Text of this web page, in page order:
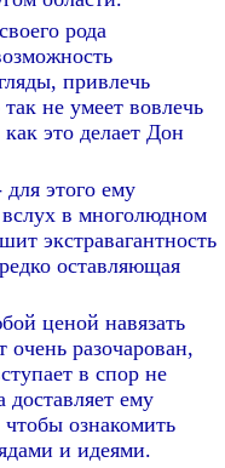
рода
привлечь
не умеет вовлечь
это делает Дон
этого ему
вслух в многолюдном
экстравагантность
оставляющая
ценой навязать
очень разочарован,
в спор не
доставляет ему
ознакомить
и идеями.